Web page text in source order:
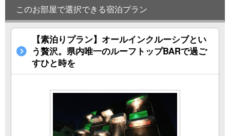
このお部屋で選択できる宿泊プラン
【素泊りプラン】オールインクルーシブとい
う贅沢。県内唯一のルーフトップBARで過ご
すひと時を